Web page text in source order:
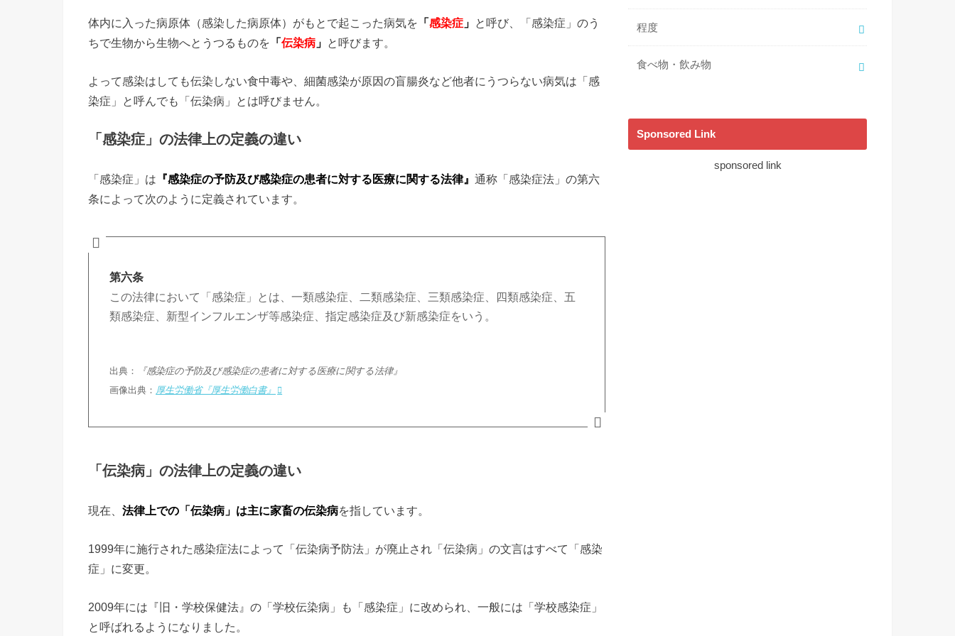
体内に入った病原体（感染した病原体）がもとで起こった病気を 「感染症 」
と呼び、「感染症」のう
ちで生物から生物へとうつるものを 「伝染病 」 と呼びます。
よって感染はしても伝染しない食中毒や、細菌感染が原因の盲腸炎など他者にうつらない病気は「感
染症」と呼んでも「伝染病」とは呼びません。
「感染症」の法律上の定義の違い
「感染症」は 『感染症の予防及び感染症の患者に対する医療に関する法律』 通称「感染症法」の第六
条によって次のように定義されています。
第六条
この法律において「感染症」とは、一類感染症、二類感染症、三類感染症、四類感染症、五
類感染症、新型インフルエンザ等感染症、指定感染症及び新感染症をいう。
出典：
『感染症の予防及び感染症の患者に対する医療に関する法律』
画像出典： 厚生労働省『厚生労働白書』
「伝染病」の法律上の定義の違い
現在、 法律上での「伝染病」は主に家畜の伝染病を指しています。
1999年に施行された感染症法によって「伝染病予防法」が廃止され「伝染病」の文言はすべて「感染
症」に変更。
2009年には『旧・学校保健法』の「学校伝染病」も「感染症」に改められ、一般には「学校感染症」
と呼ばれるようになりました。
程度
食べ物・飲み物
Sponsored Link
sponsored link